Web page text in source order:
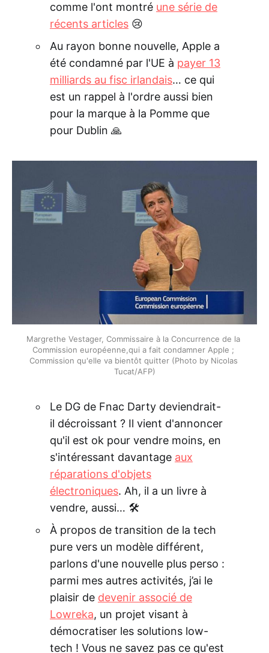
comme l'ont montré une série de
récents articles😢
Au rayon bonne nouvelle, Apple a
été condamné par l'UE à payer 13
milliards au fisc irlandais… ce qui
est un rappel à l'ordre aussi bien
pour la marque à la Pomme que
pour Dublin 🙏
Margrethe Vestager, Commissaire à la Concurrence de la
Commission européenne,qui a fait condamner Apple ;
Commission qu'elle va bientôt quitter (Photo by Nicolas
Tucat/AFP)
Le DG de Fnac Darty deviendrait-
il décroissant ? Il vient d'annoncer
qu'il est ok pour vendre moins, en
s'intéressant davantage aux
réparations d'objets
électroniques. Ah, il a un livre à
vendre, aussi… 🛠
À propos de transition de la tech
pure vers un modèle différent,
parlons d'une nouvelle plus perso :
parmi mes autres activités, j’ai le
plaisir de devenir associé de
Lowreka, un projet visant à
démocratiser les solutions low-
tech ! Vous ne savez pas ce qu'est